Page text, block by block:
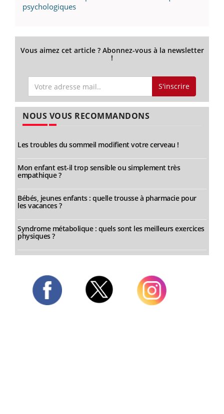
psychologiques
Vous aimez cet article ? Abonnez-vous à la newsletter
!
S'inscrire
NOUS VOUS RECOMMANDONS
Les troubles du sommeil modifient votre cerveau !
Mon enfant est-il trop sensible ou simplement très
empathique ?
Bébés, jeunes enfants : quelle trousse à pharmacie pour
les vacances ?
Syndrome métabolique : quels sont les meilleurs exercices
physiques ?